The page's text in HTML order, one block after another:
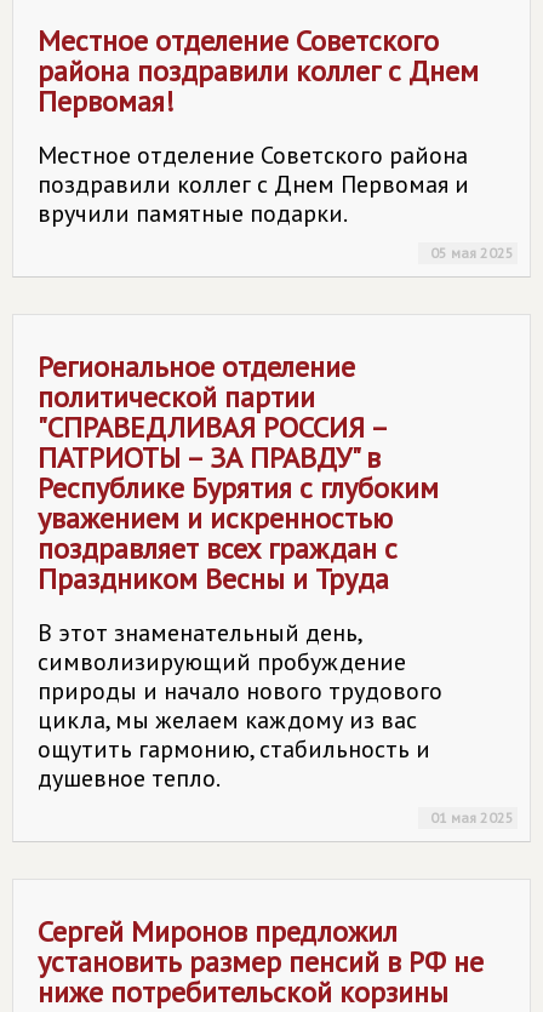
Местное отделение Советского
района поздравили коллег с Днем
Первомая!
Местное отделение Советского района
поздравили коллег с Днем Первомая и
вручили памятные подарки.
05 мая 2025
Региональное отделение
политической партии
"СПРАВЕДЛИВАЯ РОССИЯ –
ПАТРИОТЫ – ЗА ПРАВДУ" в
Республике Бурятия с глубоким
уважением и искренностью
поздравляет всех граждан с
Праздником Весны и Труда
В этот знаменательный день,
символизирующий пробуждение
природы и начало нового трудового
цикла, мы желаем каждому из вас
ощутить гармонию, стабильность и
душевное тепло.
01 мая 2025
Сергей Миронов предложил
установить размер пенсий в РФ не
ниже потребительской корзины